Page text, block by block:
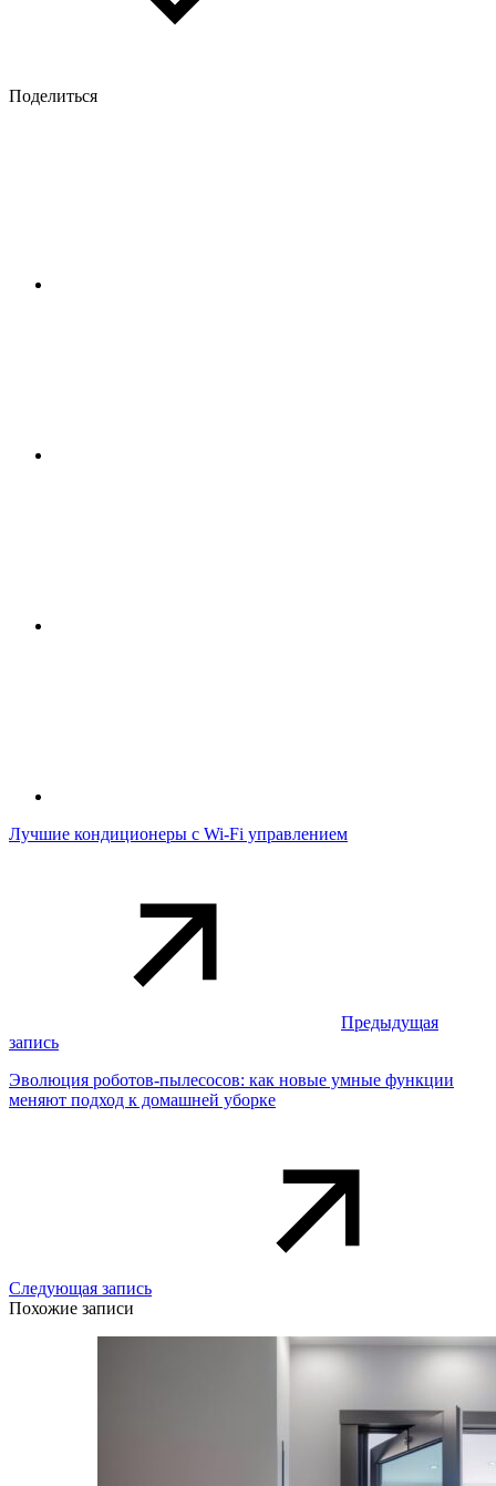
Поделиться
Лучшие кондиционеры с Wi-Fi управлением
Предыдущая
запись
Эволюция роботов-пылесосов: как новые умные функции
меняют подход к домашней уборке
Следующая запись
Похожие записи